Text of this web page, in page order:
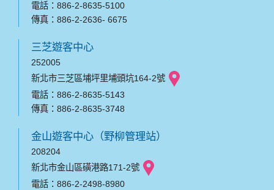
電話：886-2-8635-5100
傳真：886-2-2636- 6675
三芝遊客中心
252005
新北市三芝區埔坪里埔頭坑164-2號
電話：886-2-8635-5143
傳真：886-2-8635-3748
金山遊客中心（野柳管理站）
208204
新北市金山區磺港路171-2號
電話：886-2-2498-8980